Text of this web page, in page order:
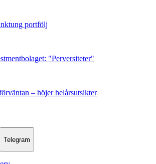
portfölj
"Perversiteter"
– höjer helårsutsikter
Telegram